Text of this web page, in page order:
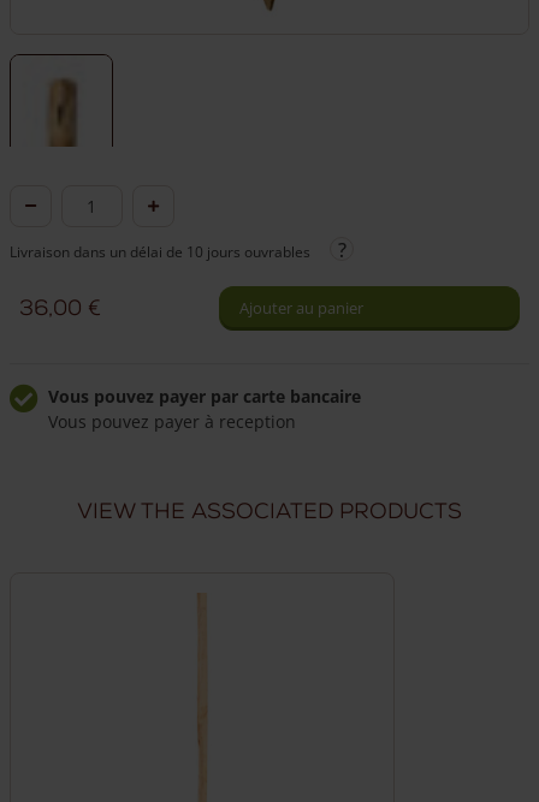
quantité
Piquet
d'extrémité
2
niveaux
Livraison dans un délai de 10 jours ouvrables
36,00 € Ajouter au panier
Vous pouvez payer par carte bancaire
Vous pouvez payer à reception
View the associated products